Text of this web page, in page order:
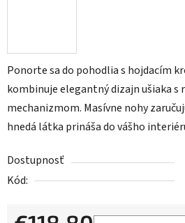
Ponorte sa do pohodlia s hojdacím
kombinuje elegantný dizajn ušiaka s
mechanizmom. Masívne nohy
hnedá látka prináša do vášho
Dostupnosť
Kód: